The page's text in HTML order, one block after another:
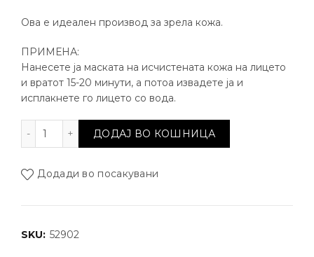
Ова е идеален производ за зрела кожа.
ПРИМЕНА:
Нанесете ја маската на исчистената кожа на лицето
и вратот 15-20 минути, а потоа извадете ја и
исплакнете го лицето со вода.
Ревитализирачка маска за лице и врат “ Линчи“
ДОДАЈ ВО КОШНИЦА
Додади во посакувани
SKU: 52902